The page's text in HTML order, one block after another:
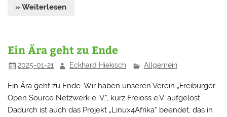
» Weiterlesen
Ein Ära geht zu Ende
2025-01-21 Eckhard Hiekisch Allgemein
Ein Ära geht zu Ende. Wir haben unseren Verein „Freiburger
Open Source Netzwerk e. V.“, kurz Freioss e.V. aufgelöst.
Dadurch ist auch das Projekt „Linux4Afrika“ beendet, das in